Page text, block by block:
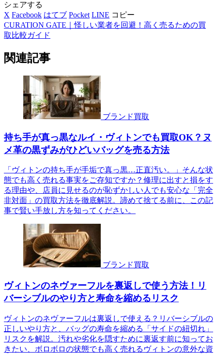
シェアする
X Facebook はてブ Pocket LINE コピー
CURATION GATE｜怪しい業者を回避！高く売るための買
取比較ガイド
関連記事
ブランド買取
持ち手が真っ黒なルイ・ヴィトンでも買取OK？ヌ
メ革の黒ずみがひどいバッグを売る方法
「ヴィトンの持ち手が手垢で真っ黒…正直汚い。」そんな状
態でも高く売れる事実をご存知ですか？修理に出すと損をす
る理由や、店員に見せるのが恥ずかしい人でも安心な「完全
非対面」の買取方法を徹底解説。諦めて捨てる前に、この記
事で賢い手放し方を知ってください。
ブランド買取
ヴィトンのネヴァーフルを裏返しで使う方法！リ
バーシブルのやり方と寿命を縮めるリスク
ヴィトンのネヴァーフルは裏返しで使える？リバーシブルの
正しいやり方と、バッグの寿命を縮める「サイドの紐切れ」
リスクを解説。汚れや劣化を隠すために裏返す前に知ってお
きたい、ボロボロの状態でも高く売れるヴィトンの意外な資